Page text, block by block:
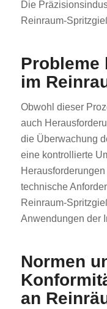
Die
Reinraum-
Probleme
im
Obwohl dieser
auch
die Überwachung
eine kontrollierte
technische
Reinraum-
Anwendungen der
Normen
an